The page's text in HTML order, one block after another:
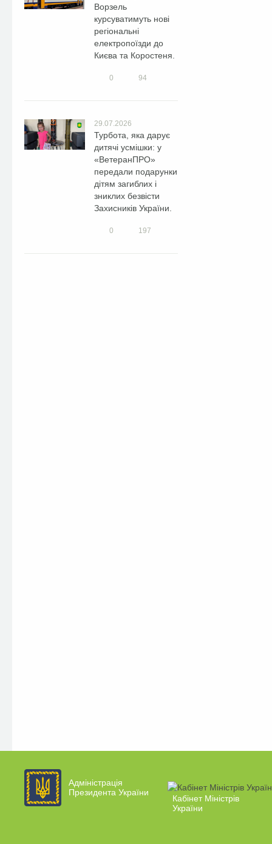
Ворзель
курсуватимуть нові
регіональні
електропоїзди до
Києва та Коростеня.
0 94
29.07.2026
Турбота, яка дарує
дитячі усмішки: у
«ВетеранПРО»
передали подарунки
дітям загиблих і
зниклих безвісти
Захисників України.
0 197
Адміністрація
Президента України
Кабінет Міністрів
України